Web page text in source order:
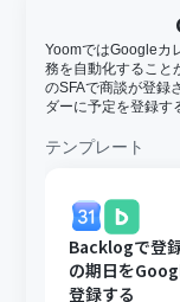
YoomではGoogleカ
務を自動化すること
のSFAで商談が登録
ダーに予定を登録す
テンプレート
Backlogで登
の期日を
登録する